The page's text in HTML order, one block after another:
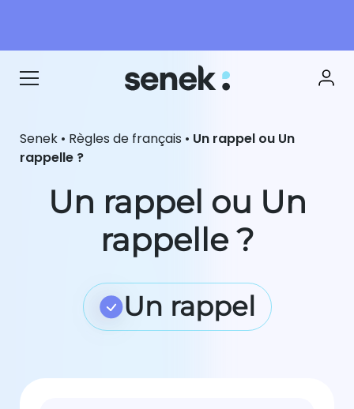
Senek • Règles de français • Un rappel ou Un
rappelle ?
Un rappel ou Un
rappelle ?
Un rappel